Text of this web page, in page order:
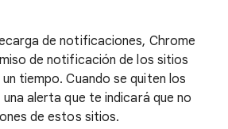
de notificaciones, Chrome
de notificación de los sitios
tiempo. Cuando se quiten los
alerta que te indicará que no
de estos sitios.